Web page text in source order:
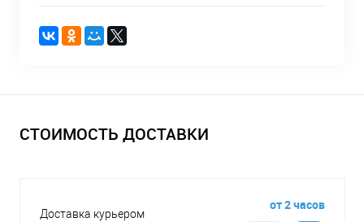
СТОИМОСТЬ ДОСТАВКИ
Доставка курьером
от 2 часов